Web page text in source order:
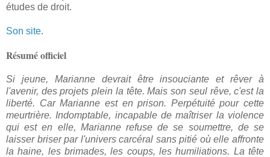
études de droit.
Son site.
Résumé officiel
Si jeune, Marianne devrait être insouciante et rêver à
l'avenir, des projets plein la tête. Mais son seul rêve, c'est la
liberté. Car Marianne est en prison. Perpétuité pour cette
meurtrière. Indomptable, incapable de maîtriser la violence
qui est en elle, Marianne refuse de se soumettre, de se
laisser briser par l'univers carcéral sans pitié où elle affronte
la haine, les brimades, les coups, les humiliations. La tête